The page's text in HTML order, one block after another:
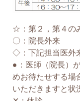
☆：第２，第４の
〇：院長外来
◇：下記担当医外
●：医師（院長）
めお待たせする場
いただきますと状